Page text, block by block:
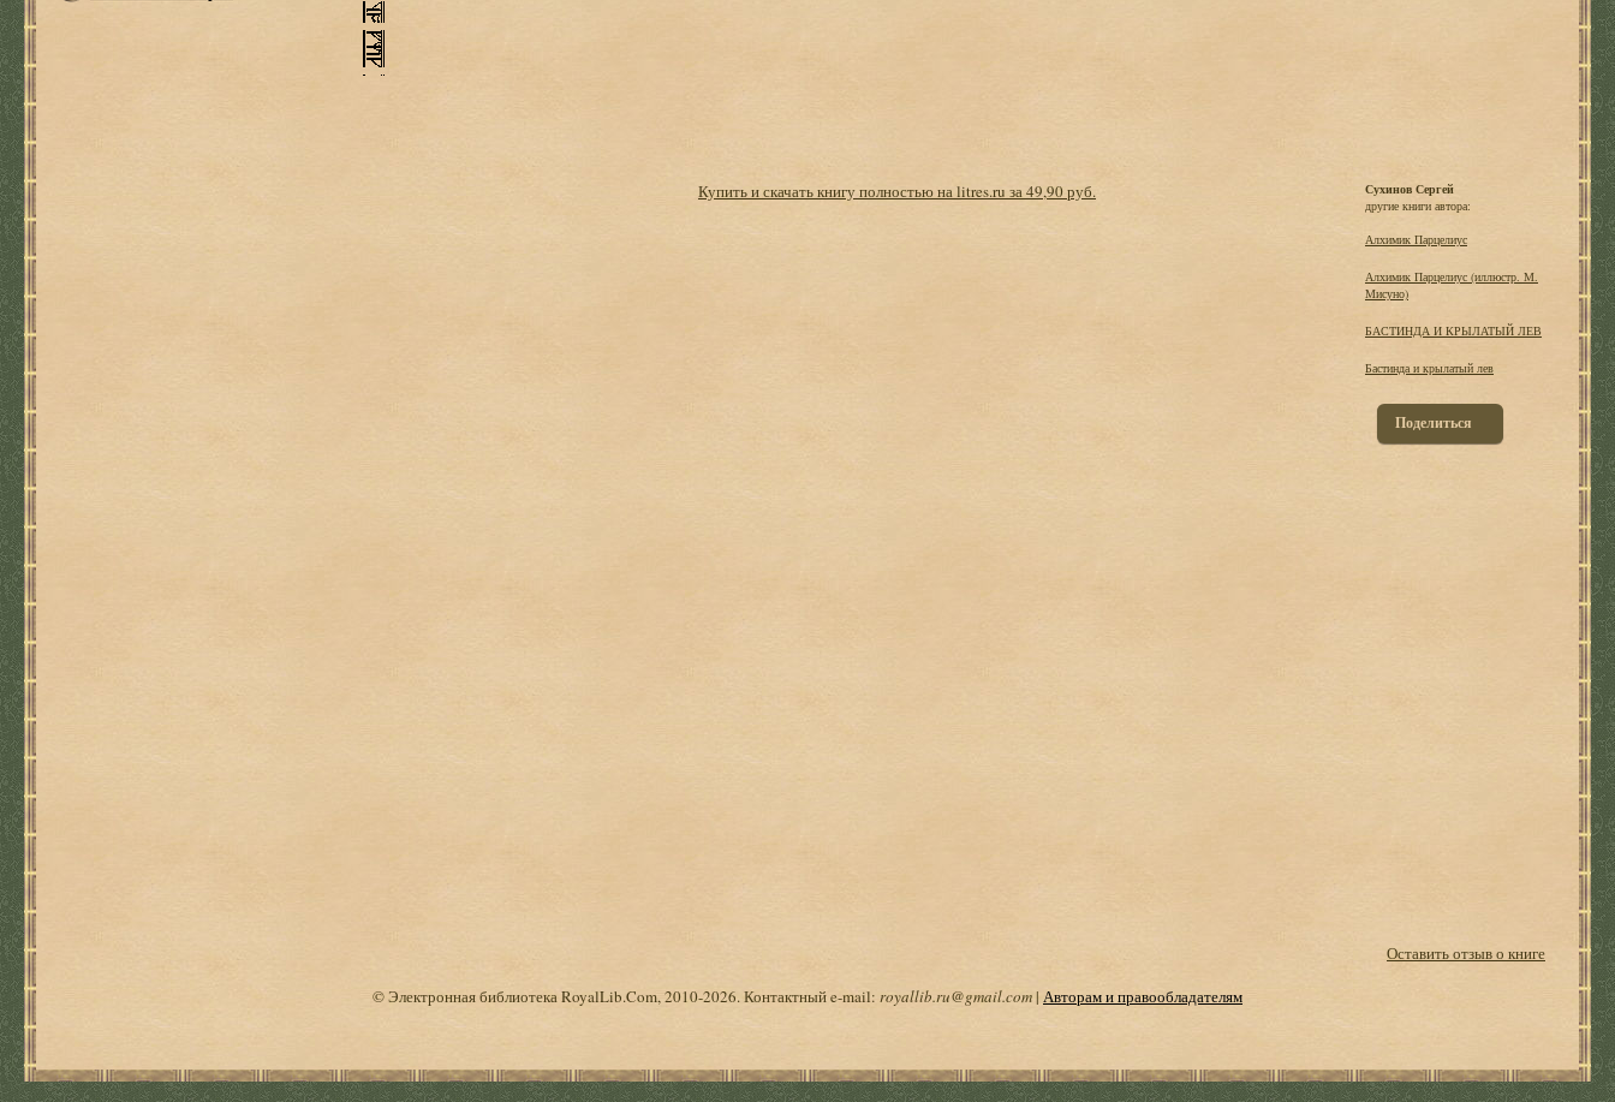
Купить и скачать книгу полностью на litres.ru за 49,90 руб.
Сухинов Сергей
другие книги автора:
Алхимик Парцелиус
Алхимик Парцелиус (иллюстр. М.
Мисуно)
БАСТИНДА И КРЫЛАТЫЙ ЛЕВ
Бастинда и крылатый лев
Поделиться
Оставить отзыв о книге
© Электронная библиотека RoyalLib.Com, 2010-2026. Контактный e-mail: royallib.ru@gmail.com| Авторам и правообладателям